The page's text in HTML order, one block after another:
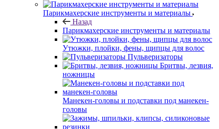
Парикмахерские инструменты и материалы
Назад
Парикмахерские инструменты и материалы
Утюжки, плойки, фены, щипцы для волос
Пульверизаторы
Бритвы, лезвия,
ножницы
Манекен-головы и подставки под манекен-
головы